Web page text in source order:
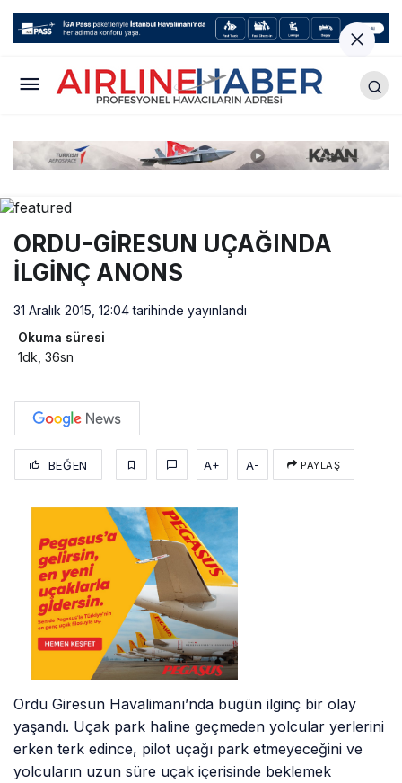
ORDU-GİRESUN UÇAĞINDA
İLGİNÇ ANONS
31 Aralık 2015, 12:04tarihinde yayınlandı
Okuma süresi
1dk, 36sn
BEĞEN A+ A- PAYLAŞ
Ordu Giresun Havalimanı’nda bugün ilginç bir olay
yaşandı. Uçak park haline geçmeden yolcular yerlerini
erken terk edince, pilot uçağı park etmeyeceğini ve
yolcuların uzun süre uçak içerisinde beklemek